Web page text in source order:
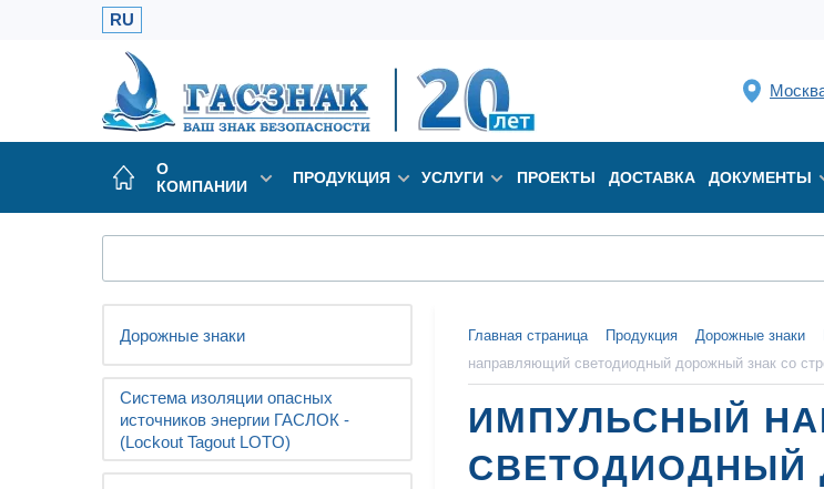
RU
О
КОМПАНИИ
ПРОДУКЦИЯ УСЛУГИ ПРОЕКТЫ ДОСТАВКА ДОКУМЕНТЫ
Дорожные знаки
Система изоляции опасных
источников энергии ГАСЛОК -
(Lockout Tagout LOTO)
Главная страница Продукция Дорожные знаки
направляющий cветодиодный дорожный знак со
ИМПУЛЬСНЫЙ